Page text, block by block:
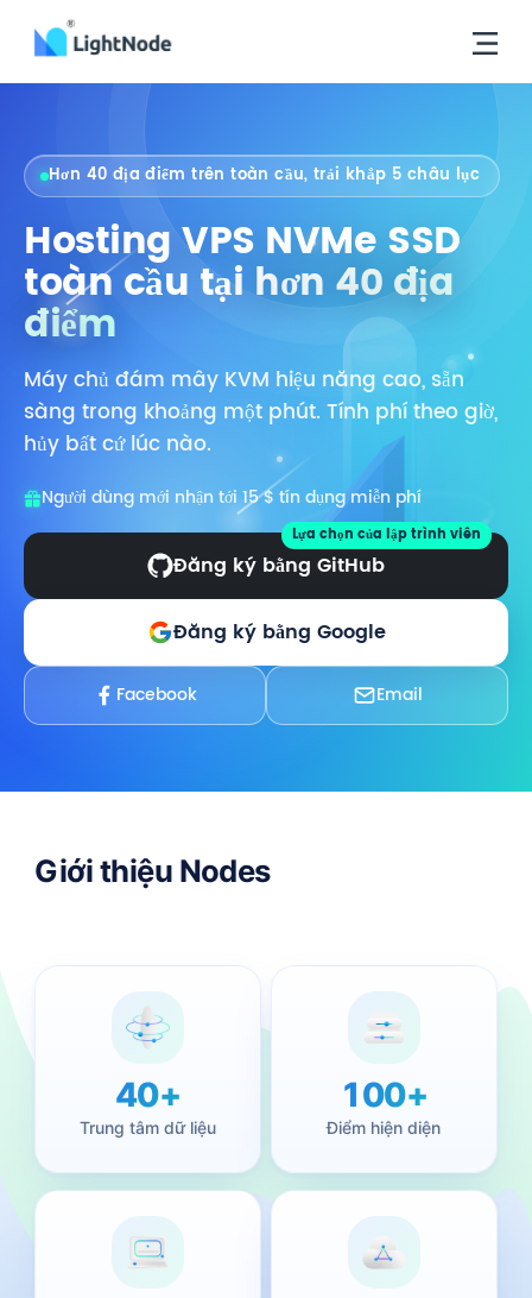
Hơn 40 địa điểm trên toàn cầu, trải khắp 5 châu lục
Hosting VPS NVMe SSD
toàn cầu tạihơn 40 địa
điểm
Máy chủ đám mây KVM hiệu năng cao, sẵn
sàng trong khoảng một phút. Tính phí theo giờ,
hủy bất cứ lúc nào.
Người dùng mới nhận tới 15 $ tín dụng miễn phí
Đăng ký bằng GitHub
Lựa chọn của lập trình viên
Đăng ký bằng Google
Facebook Email
Giới thiệu Nodes
40+
Trung tâm dữ liệu
100+
Điểm hiện diện